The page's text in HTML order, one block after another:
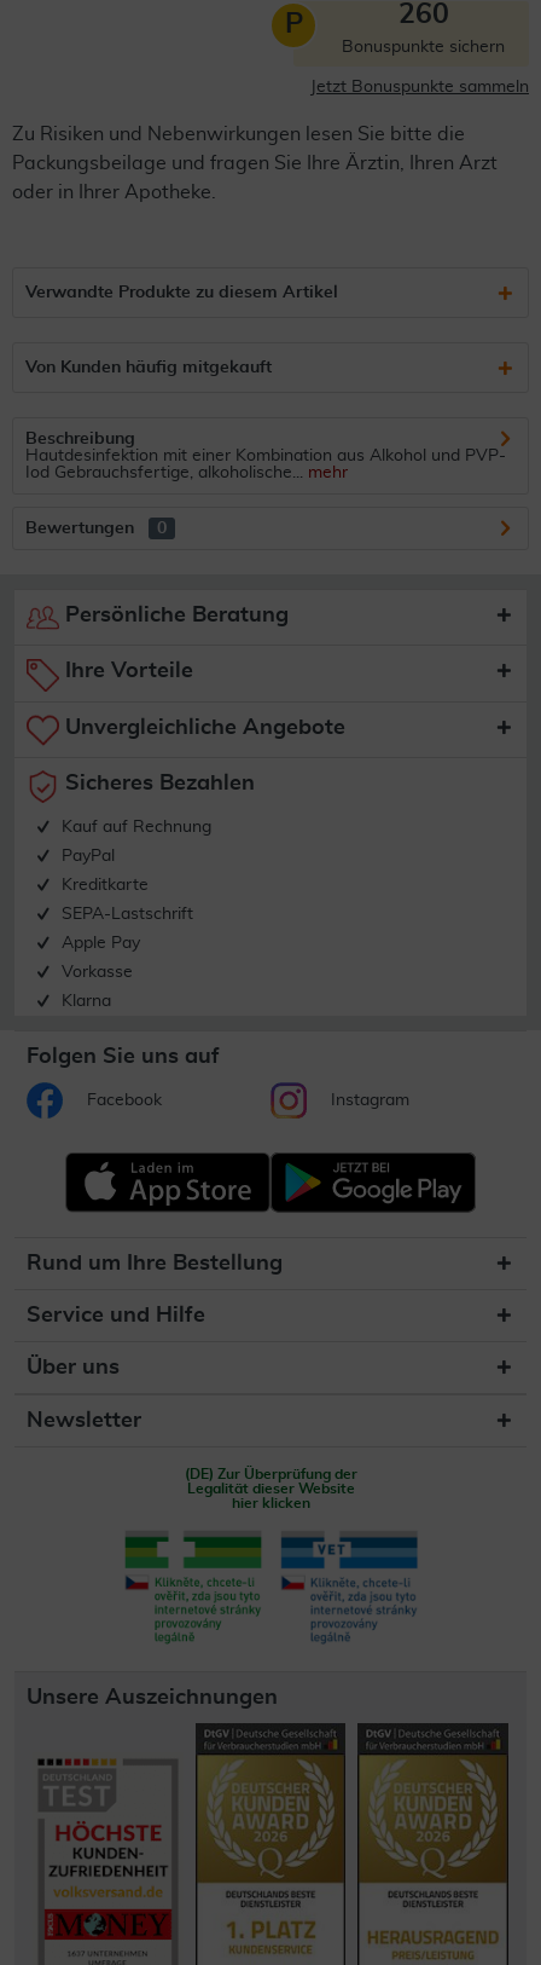
P 260
Bonuspunkte sichern
Jetzt Bonuspunkte sammeln
Zu Risiken und Nebenwirkungen lesen Sie bitte die
Packungsbeilage und fragen Sie Ihre Ärztin, Ihren Arzt
oder in Ihrer Apotheke.
Verwandte Produkte zu diesem Artikel
Von Kunden häufig mitgekauft
Beschreibung
Hautdesinfektion mit einer Kombination aus Alkohol und PVP-
Iod Gebrauchsfertige, alkoholische... mehr
Bewertungen 0
Persönliche Beratung
Ihre Vorteile
Unvergleichliche Angebote
Sicheres Bezahlen
Kauf auf Rechnung
PayPal
Kreditkarte
SEPA-Lastschrift
Apple Pay
Vorkasse
Klarna
Folgen Sie uns auf
Facebook Instagram
Rund um Ihre Bestellung
Service und Hilfe
Über uns
Newsletter
(DE) Zur Überprüfung der
Legalität dieser Website
hier klicken
Unsere Auszeichnungen